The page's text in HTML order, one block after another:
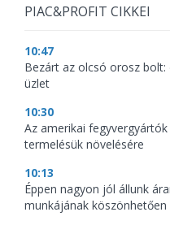
PIAC&PROFIT CIKKEI
10:47
Bezárt az olcsó orosz
üzlet
10:30
Az amerikai
termelésük növelésére
10:13
Éppen nagyon jól állunk
munkájának köszönhetően